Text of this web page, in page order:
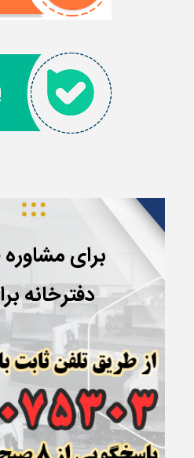
برای
دفترخانه